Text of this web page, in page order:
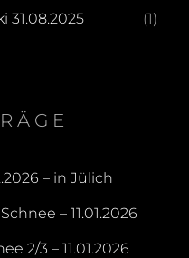
31.08.2025 (1)
– in Jülich
– 11.01.2026
2/3 – 11.01.2026